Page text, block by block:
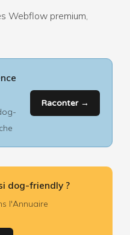
Webflow premium,
Raconter →
dog-friendly ?
l'Annuaire